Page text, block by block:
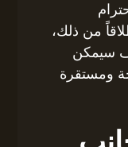
من ذلك،
سيمكن
ومستقرة